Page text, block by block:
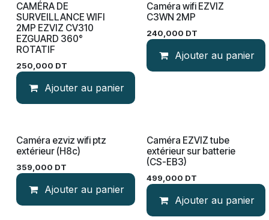
Sur commande
CAMÉRA DE
SURVEILLANCE WIFI
2MP EZVIZ CV310
EZGUARD 360°
ROTATIF
250,000 DT
Ajouter au panier
Caméra wifi EZVIZ
C3WN 2MP
240,000 DT
Ajouter au panier
Caméra ezviz wifi ptz
extérieur (H8c)
359,000 DT
Ajouter au panier
Caméra EZVIZ tube
extérieur sur batterie
(CS-EB3)
499,000 DT
Ajouter au panier